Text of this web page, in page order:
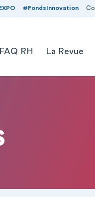
#FondsInnovation
FAQ RH La Revue